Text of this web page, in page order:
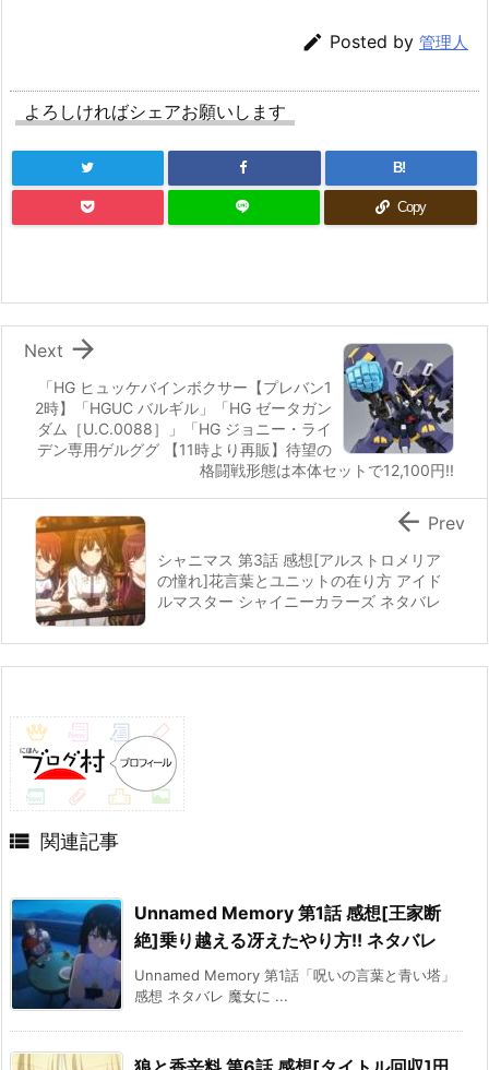
 Posted by 管理人
よろしければシェアお願いします
B!
Copy
「HG ヒュッケバインボクサー【プレバン1
2時】「HGUC バルギル」「HG ゼータガン
ダム［U.C.0088］」「HG ジョニー・ライ
デン専用ゲルググ 【11時より再販】待望の
格闘戦形態は本体セットで12,100円!!

Next
シャニマス 第3話 感想[アルストロメリア
の憧れ]花言葉とユニットの在り方 アイド
ルマスター シャイニーカラーズ ネタバレ
 Prev
 関連記事
Unnamed Memory 第1話 感想[王家断
絶]乗り越える冴えたやり方!! ネタバレ
Unnamed Memory 第1話「呪いの言葉と青い塔」
感想 ネタバレ 魔女に ...